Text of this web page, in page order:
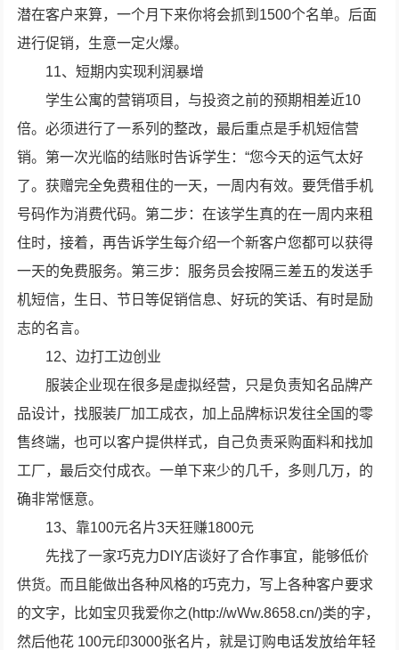
潜在客户来算，一个月下来你将会抓到1500个名单。后面
进行促销，生意一定火爆。
11、短期内实现利润暴增
学生公寓的营销项目，与投资之前的预期相差近10
倍。必须进行了一系列的整改，最后重点是手机短信营
销。第一次光临的结账时告诉学生：“您今天的运气太好
了。获赠完全免费租住的一天，一周内有效。要凭借手机
号码作为消费代码。第二步：在该学生真的在一周内来租
住时，接着，再告诉学生每介绍一个新客户您都可以获得
一天的免费服务。第三步：服务员会按隔三差五的发送手
机短信，生日、节日等促销信息、好玩的笑话、有时是励
志的名言。
12、边打工边创业
服装企业现在很多是虚拟经营，只是负责知名品牌产
品设计，找服装厂加工成衣，加上品牌标识发往全国的零
售终端，也可以客户提供样式，自己负责采购面料和找加
工厂，最后交付成衣。一单下来少的几千，多则几万，的
确非常惬意。
13、靠100元名片3天狂赚1800元
先找了一家巧克力DIY店谈好了合作事宜，能够低价
供货。而且能做出各种风格的巧克力，写上各种客户要求
的文字，比如宝贝我爱你之(http://wWw.8658.cn/)类的字，
然后他花 100元印3000张名片，就是订购电话发放给年轻